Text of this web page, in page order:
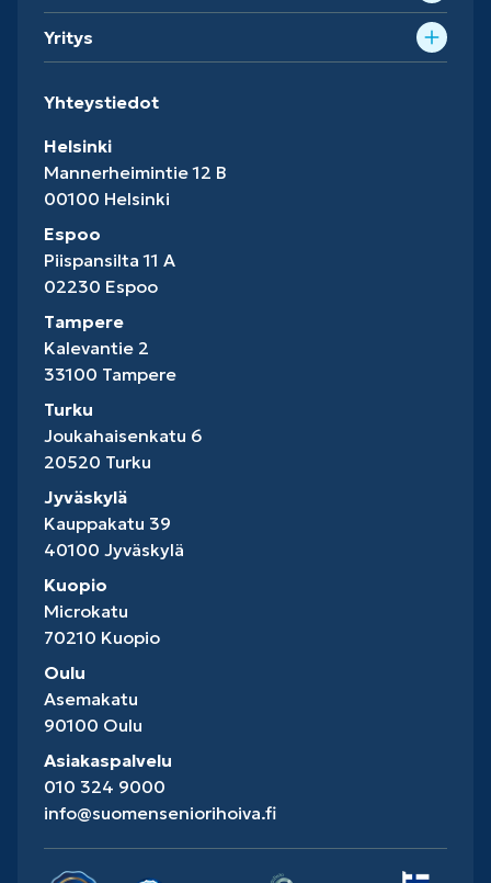
Yritys
Yhteystiedot
Helsinki
Mannerheimintie 12 B
00100 Helsinki
Espoo
Piispansilta 11 A
02230 Espoo
Tampere
Kalevantie 2
33100 Tampere
Turku
Joukahaisenkatu 6
20520 Turku
Jyväskylä
Kauppakatu 39
40100 Jyväskylä
Kuopio
Microkatu
70210 Kuopio
Oulu
Asemakatu
90100 Oulu
Asiakaspalvelu
010 324 9000
info@suomenseniorihoiva.fi